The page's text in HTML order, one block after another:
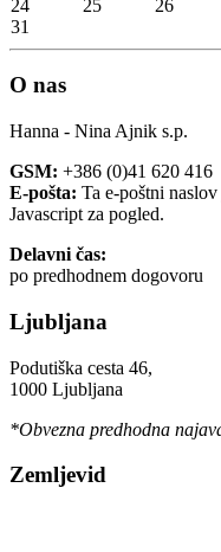
24
25 26
31
O nas
Hanna - Nina Ajnik s.p.
GSM: +386 (0)41 620 416
E-pošta: Ta e-poštni
Javascript za pogled.
Delavni čas:
po predhodnem dogovoru
Ljubljana
Podutiška cesta 46,
1000 Ljubljana
*Obvezna predhodna
Zemljevid